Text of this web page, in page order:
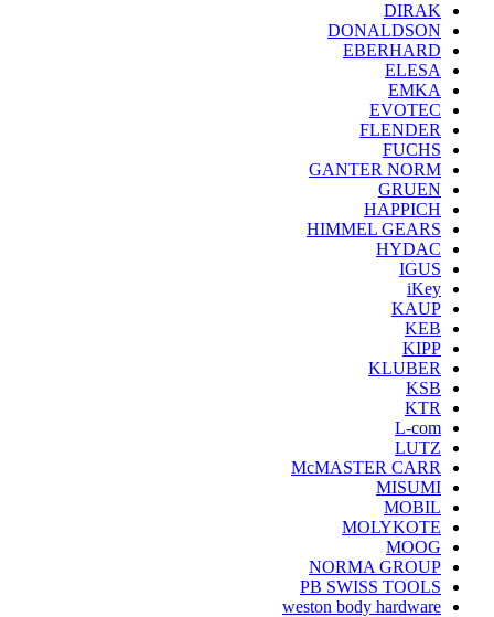
DIRAK
DONALDSON
EBERHARD
ELESA
EMKA
EVOTEC
FLENDER
FUCHS
GANTER NORM
GRUEN
HAPPICH
HIMMEL GEARS
HYDAC
IGUS
iKey
KAUP
KEB
KIPP
KLUBER
KSB
KTR
L-com
LUTZ
McMASTER CARR
MISUMI
MOBIL
MOLYKOTE
MOOG
NORMA GROUP
PB SWISS TOOLS
weston body hardware